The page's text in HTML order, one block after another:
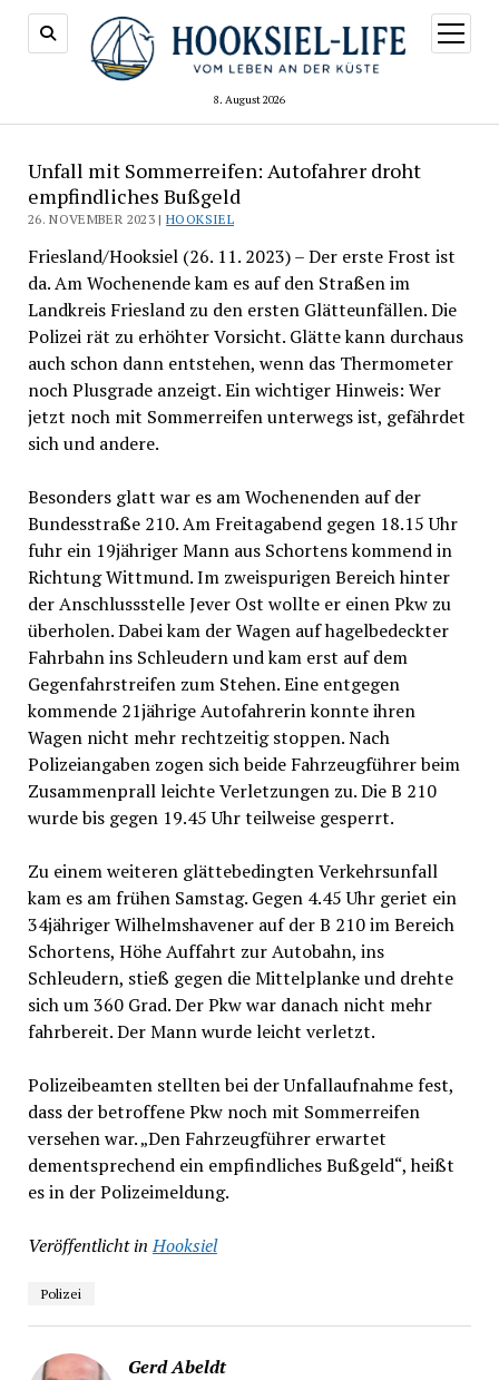
8. August 2026
Menü
öffnen
Unfall mit Sommerreifen: Autofahrer droht
empfindliches Bußgeld
26. NOVEMBER 2023 |HOOKSIEL
Friesland/Hooksiel (26. 11. 2023) – Der erste Frost ist
da. Am Wochenende kam es auf den Straßen im
Landkreis Friesland zu den ersten Glätteunfällen. Die
Polizei rät zu erhöhter Vorsicht. Glätte kann durchaus
auch schon dann entstehen, wenn das Thermometer
noch Plusgrade anzeigt. Ein wichtiger Hinweis: Wer
jetzt noch mit Sommerreifen unterwegs ist, gefährdet
sich und andere.
Besonders glatt war es am Wochenenden auf der
Bundesstraße 210. Am Freitagabend gegen 18.15 Uhr
fuhr ein 19jähriger Mann aus Schortens kommend in
Richtung Wittmund. Im zweispurigen Bereich hinter
der Anschlussstelle Jever Ost wollte er einen Pkw zu
überholen. Dabei kam der Wagen auf hagelbedeckter
Fahrbahn ins Schleudern und kam erst auf dem
Gegenfahrstreifen zum Stehen. Eine entgegen
kommende 21jährige Autofahrerin konnte ihren
Wagen nicht mehr rechtzeitig stoppen. Nach
Polizeiangaben zogen sich beide Fahrzeugführer beim
Zusammenprall leichte Verletzungen zu. Die B 210
wurde bis gegen 19.45 Uhr teilweise gesperrt.
Zu einem weiteren glättebedingten Verkehrsunfall
kam es am frühen Samstag. Gegen 4.45 Uhr geriet ein
34jähriger Wilhelmshavener auf der B 210 im Bereich
Schortens, Höhe Auffahrt zur Autobahn, ins
Schleudern, stieß gegen die Mittelplanke und drehte
sich um 360 Grad. Der Pkw war danach nicht mehr
fahrbereit. Der Mann wurde leicht verletzt.
Polizeibeamten stellten bei der Unfallaufnahme fest,
dass der betroffene Pkw noch mit Sommerreifen
versehen war. „Den Fahrzeugführer erwartet
dementsprechend ein empfindliches Bußgeld“, heißt
es in der Polizeimeldung.
Veröffentlicht in Hooksiel
Polizei
Gerd Abeldt